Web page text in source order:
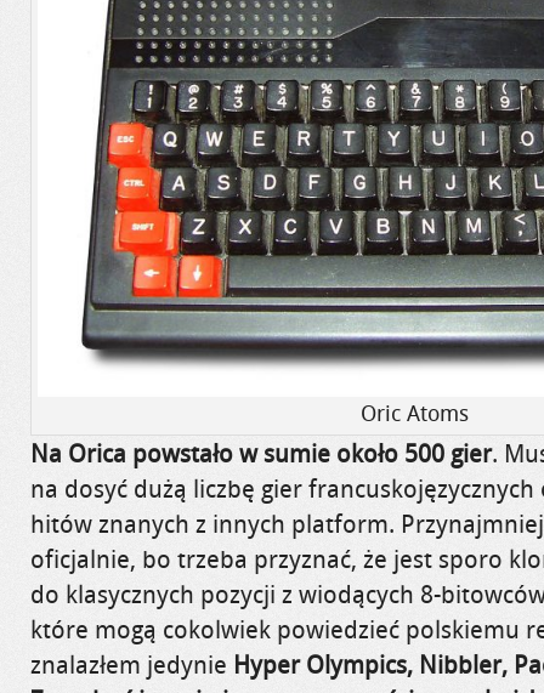
Oric Atoms
Na Orica powstało w sumie około 500 gier.
na dosyć dużą liczbę gier francuskojęzycznych
hitów znanych z innych platform.
oficjalnie, bo trzeba przyznać, że jest sporo
do klasycznych pozycji z wiodących 8-
które mogą cokolwiek powiedzieć polskiemu
znalazłem jedynie Hyper Olympics, Nibbler,